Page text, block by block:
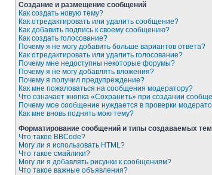
Создание и размещение сообщений
Как создать новую тему?
Как отредактировать или удалить сообщение?
Как добавить подпись к своему сообщению?
Как создать голосование?
Почему я не могу добавить больше вариантов ответа?
Как отредактировать или удалить голосование?
Почему мне недоступны некоторые форумы?
Почему я не могу добавлять вложения?
Почему я получил предупреждение?
Как мне пожаловаться на сообщения модератору?
Что означает кнопка «Сохранить» при создании
Почему мое сообщение нуждается в проверки
Как мне вновь поднять мою тему?
Форматирование сообщений и типы создаваемых тем
Что такое BBCode?
Могу ли я использовать HTML?
Что такое смайлики?
Могу ли я добавлять рисунки к сообщениям?
Что такое важные объявления?